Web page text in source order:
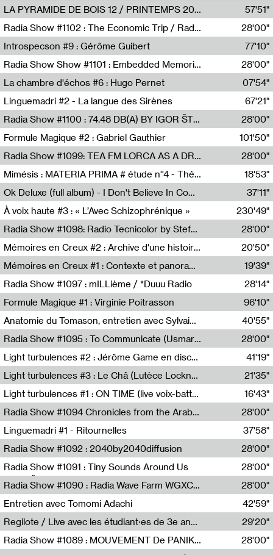
Radio Campus Bruxelles
LA PYRAMIDE DE BOIS 12 / PRINTEMPS 2026
Sammy Stein
57'51"
Radia Show #1102 : The Economic Trip / Radio Grenouille
Radio Grenouille
28'00"
Introspecson #9 : Gérôme Guibert
Pierre Henry,Gérôme Guibert
77'10"
Radia Show Show #1101 : Embedded Memories by Jimmy Peggie / radioart106
Jimmy Peggie,radioart106
28'00"
La chambre d'échos #6 : Hugo Pernet
Revue Les Chambres,Hugo Pernet
07'54"
Linguemadri #2 - La langue des Sirènes
Meris Angioletti
67'21"
Radia Show #1100 : 74.48 DB(A) BY IGOR ŠTROMAJER FOR RADIO X
radio x
28'00"
Formule Magique #2 : Gabriel Gauthier
Nathalie Lacroix,Gabriel Gauthier
101'50"
Radia Show #1099: TEA FM LORCA AS A DREAM
TEAFM
28'00"
Mimésis : MATERIA PRIMA # étude n°4 - Théâtre de l’Aquarium
Francesco Russo,Scuola della Crisi
18'53"
Ok Deluxe (full album) - I Don't Believe In Computing
37'11"
À voix haute #3 : « L’Avec Schizophrénique »
230'49"
Radia Show #1098: Radio Tecnicolor by Stefan Nussbaumer & Georg Zichy (Radio Orange 94.0)
Radio Orange 94.0
28'00"
Mémoires en Creux #2 : Archive d'une histoire artistique
Sophie Auger-Grappin
20'50"
Mémoires en Creux #1 : Contexte et panorama
Sophie Auger-Grappin
19'39"
Radia Show #1097 : mILLième / *Duuu Radio
28'14"
Formule Magique #1 : Virginie Poitrasson
Nathalie Lacroix,Virginie Poitrasson
96'10"
Anatomie du Tomason, entretien avec Sylvain Cardonnel
Loraine Baud,Sylvain Cardonnel
40'55"
Radia Show #1095 : To Communicate (Usmaradio)
Usmaradio
28'00"
Light turbulences #2 : Jérôme Game en discussion avec Thomas Corlin
41'19"
Light turbulences #3 : Le Châ (Lutèce Lockness)
Lutèce Lockness
21'35"
Light turbulences #1 : ON TIME (live voix-batterie) avec Jérôme Game & Jean-Michel Espitallier
Jérôme Game,Jean-Michel Espitallier
16'43"
Radia Show #1094 Chronicles from the Arab Cold War by Ghazi Barakat
Reboot.fm
28'00"
Linguemadri #1 - Ritournelles
Meris Angioletti
37'58"
Radia Show #1092 : 2040by2040diffusion
Diffusion FM
28'00"
Radia Show #1091 : Tiny Sounds Around Us
Radio Študent
28'00"
Radia Show #1090 : Radia Wave Farm WGXC Corey De Juan Sherrard Jr Startalk
Wave Farm
28'00"
Entretien avec Tomomi Adachi
Tomomi Adachi,Loraine Baud
42'59"
Regilote / Live avec les étudiant·es de 3e année de l'EMA
Nima Henryon,Athéna Noël,Amir Genillon,Ibourayane Ahmadi,Manelle Cherrih,Honorine Gibello,John Weeber,Manon Joseph
29'20"
Radia Show #1089 : MOUVEMENT De PANIK (Radio Panik)
28'00"